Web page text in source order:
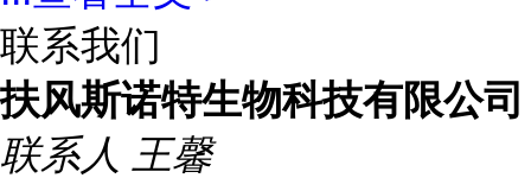
联系我们
扶风斯诺特生物科技有限公司
联系人 王馨